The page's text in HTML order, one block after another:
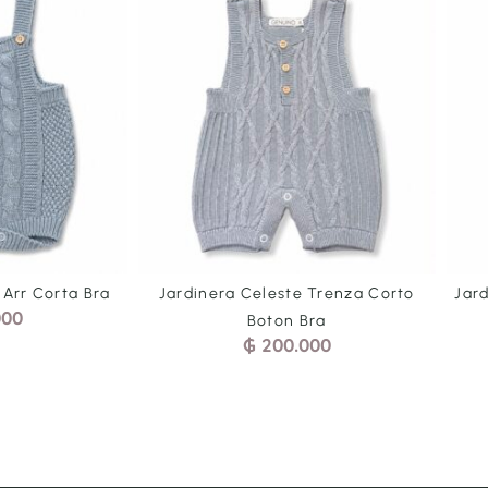
Trenza Corto
Bra
Jardinera Azul Trenza Corto Boton
Bra
₲200.000